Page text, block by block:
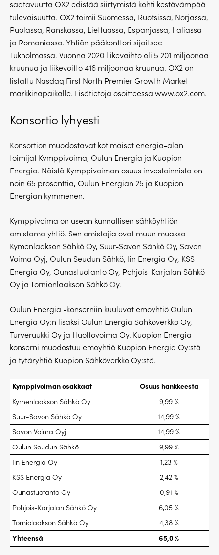
saatavuutta OX2 edistää siirtymistä kohti kestävämpää
tulevaisuutta. OX2 toimii Suomessa, Ruotsissa, Norjassa,
Puolassa, Ranskassa, Liettuassa, Espanjassa, Italiassa
ja Romaniassa. Yhtiön pääkonttori sijaitsee
Tukholmassa. Vuonna 2020 liikevaihto oli 5 201 miljoonaa
kruunua ja liikevoitto 416 miljoonaa kruunua. OX2 on
listattu Nasdaq First North Premier Growth Market -
markkinapaikalle. Lisätietoja osoitteessa www.ox2.com.
Konsortio lyhyesti
Konsortion muodostavat kotimaiset energia-alan
toimijat Kymppivoima, Oulun Energia ja Kuopion
Energia. Näistä Kymppivoiman osuus investoinnista on
noin 65 prosenttia, Oulun Energian 25 ja Kuopion
Energian kymmenen.
Kymppivoima on usean kunnallisen sähköyhtiön
omistama yhtiö. Sen omistajia ovat muun muassa
Kymenlaakson Sähkö Oy, Suur-Savon Sähkö Oy, Savon
Voima Oyj, Oulun Seudun Sähkö, Iin Energia Oy, KSS
Energia Oy, Ounastuotanto Oy, Pohjois-Karjalan Sähkö
Oy ja Tornionlaakson Sähkö Oy.
Oulun Energia -konserniin kuuluvat emoyhtiö Oulun
Energia Oy:n lisäksi Oulun Energia Sähköverkko Oy,
Turveruukki Oy ja Huoltovoima Oy. Kuopion Energia -
konserni muodostuu emoyhtiö Kuopion Energia Oy:stä
ja tytäryhtiö Kuopion Sähköverkko Oy:stä.
Kymppivoiman osakkaat Osuus hankkeesta
Kymenlaakson Sähkö Oy
9,99 %
Suur-Savon Sähkö Oy
14,99 %
Savon Voima Oyj
14,99 %
Oulun Seudun Sähkö
9,99 %
Iin Energia Oy
1,23 %
KSS Energia Oy
2,42 %
Ounastuotanto Oy
0,91 %
Pohjois-Karjalan Sähkö Oy
6,05 %
Torniolaakson Sähkö Oy
4,38 %
Yhteensä 65,0 %